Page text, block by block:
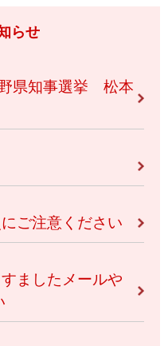
らせ
県知事選挙 松本
ご注意ください
ましたメールや